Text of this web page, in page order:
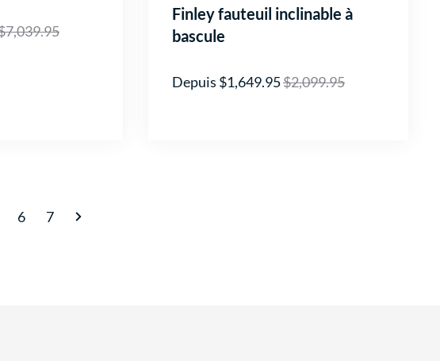
Finley fauteuil inclinable à
bascule
Depuis $1,649.95$2,099.95
6 7